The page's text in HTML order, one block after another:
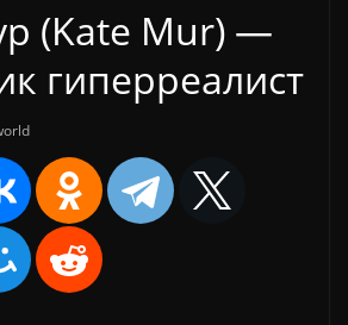
(Kate Mur) —
гиперреалист